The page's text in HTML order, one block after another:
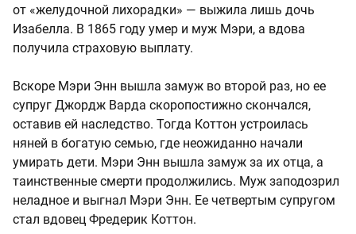
от «желудочной лихорадки» — выжила лишь дочь
Изабелла. В 1865 году умер и муж Мэри, а вдова
получила страховую выплату.
Вскоре Мэри Энн вышла замуж во второй раз, но ее
супруг Джордж Варда скоропостижно скончался,
оставив ей наследство. Тогда Коттон устроилась
няней в богатую семью, где неожиданно начали
умирать дети. Мэри Энн вышла замуж за их отца, а
таинственные смерти продолжились. Муж заподозрил
неладное и выгнал Мэри Энн. Ее четвертым супругом
стал вдовец Фредерик Коттон.